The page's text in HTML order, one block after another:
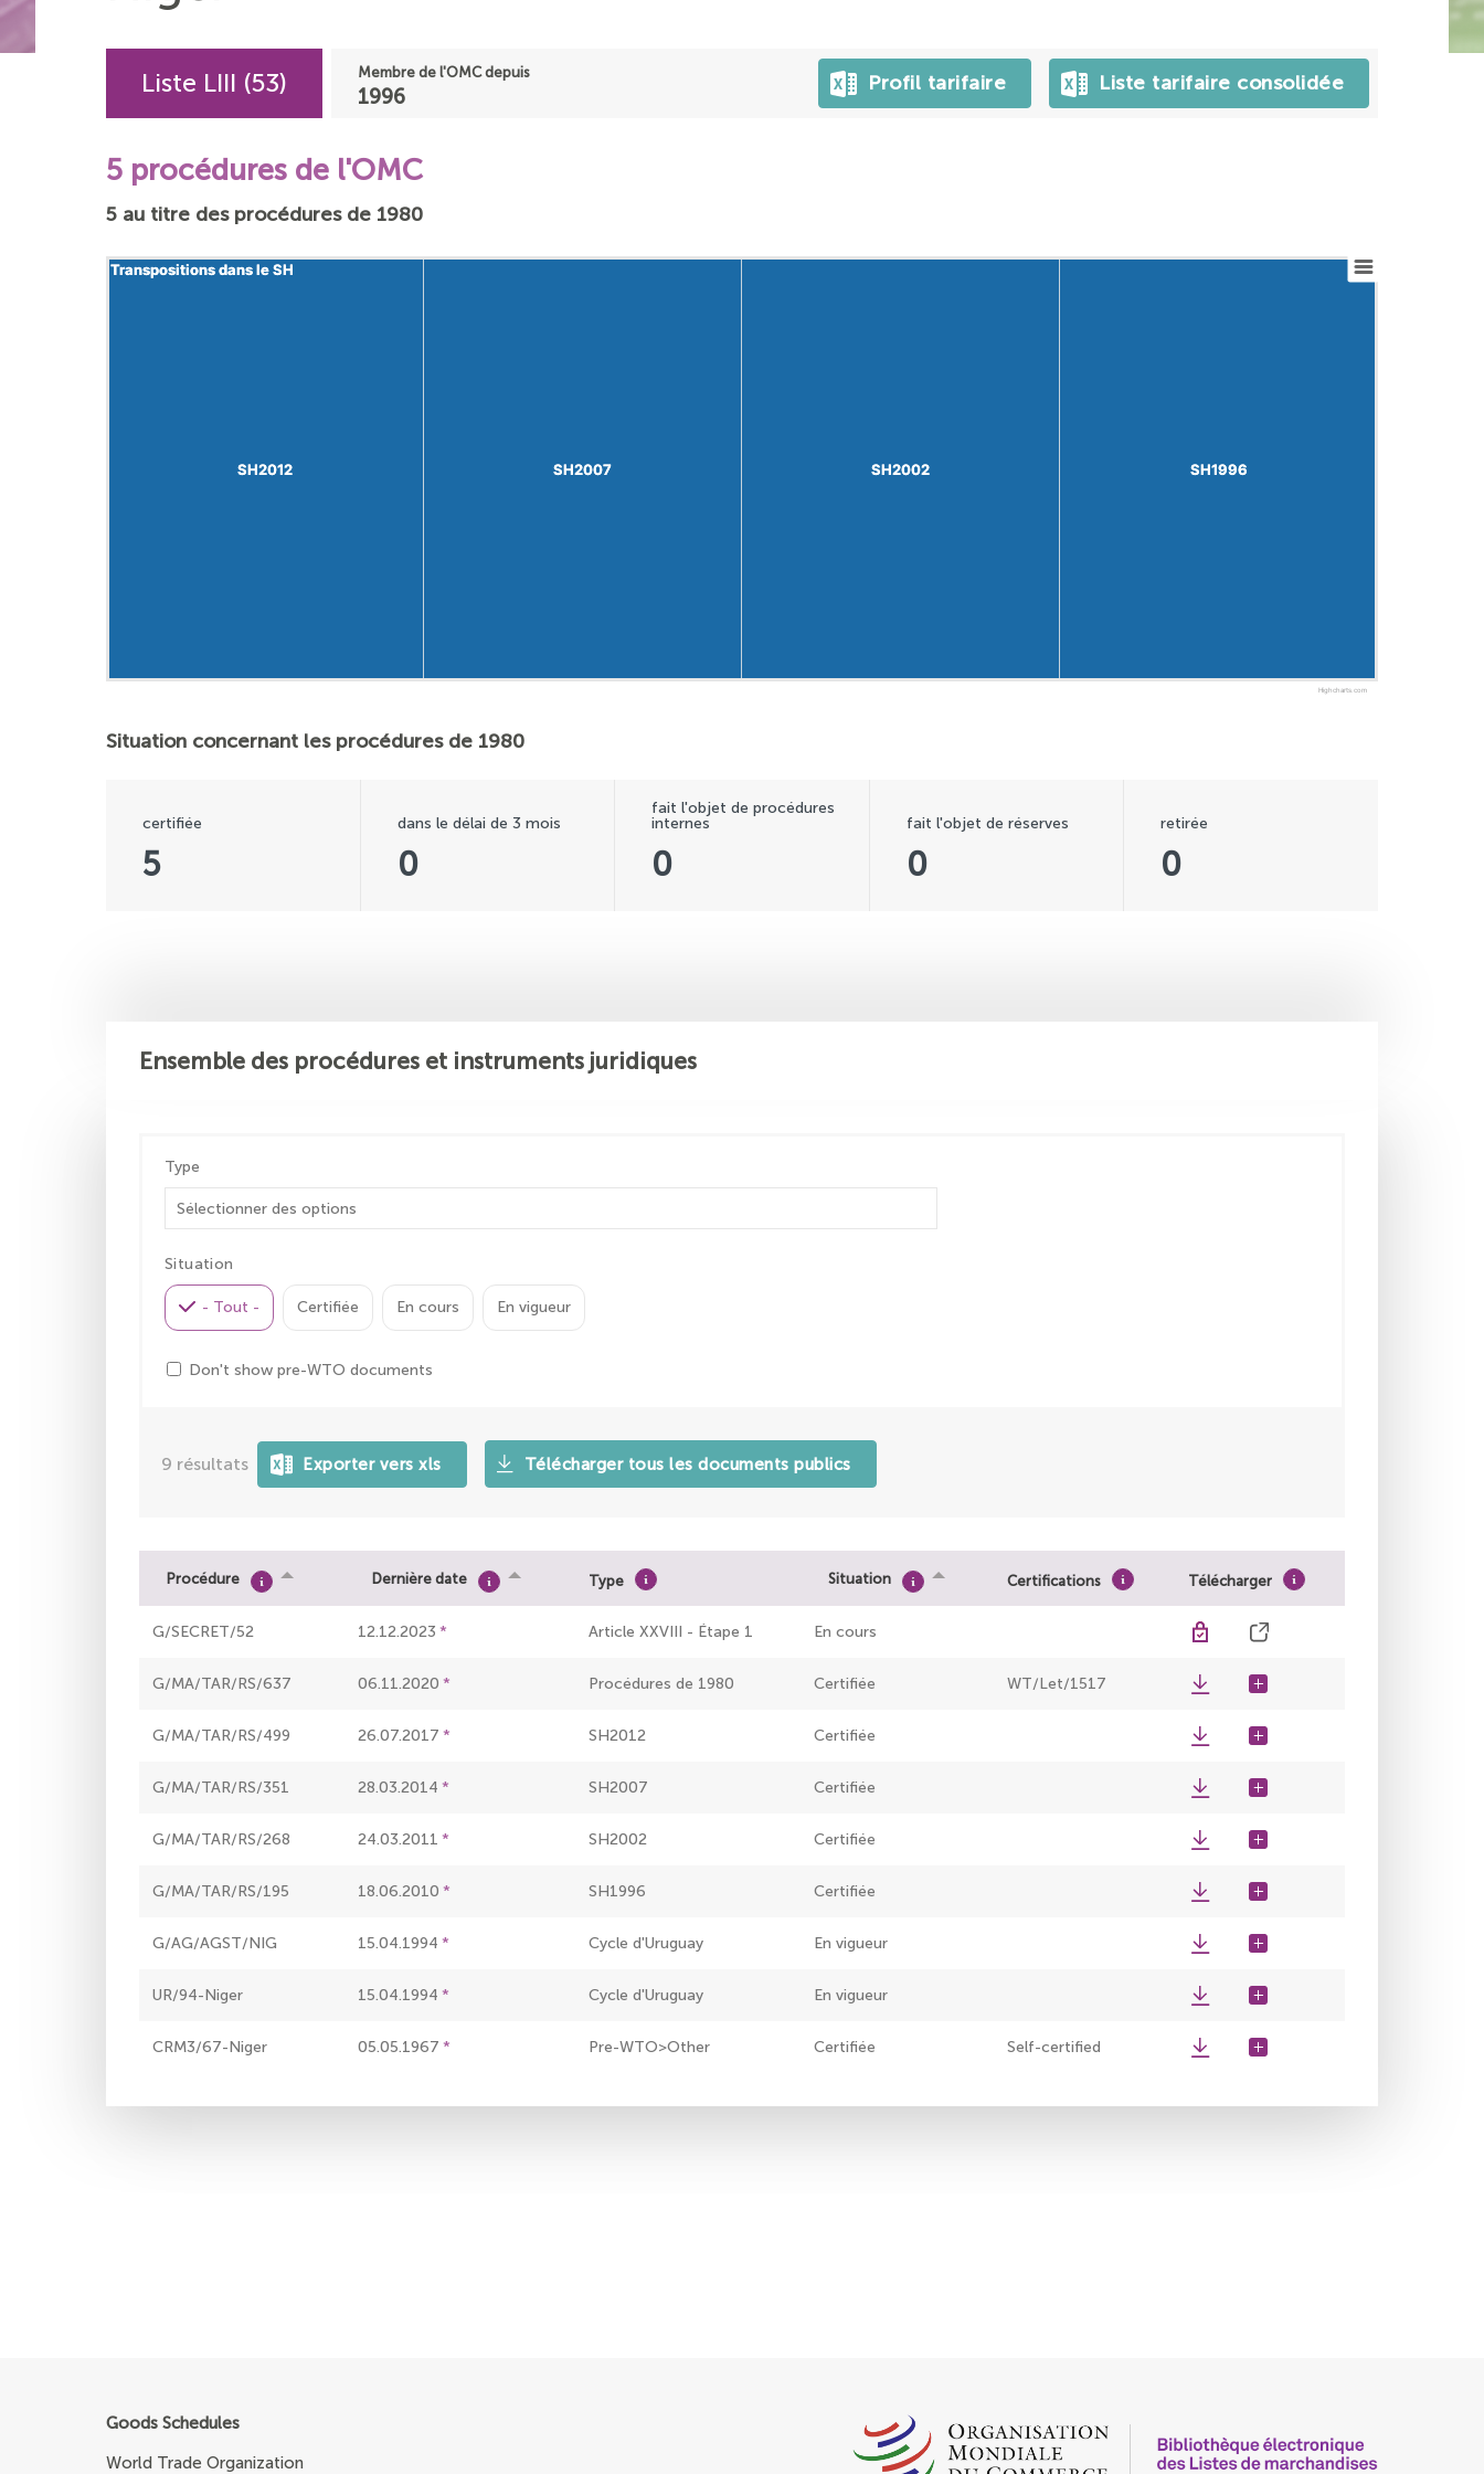
Liste LIII (53) Membre de l'OMC depuis
1996
Profil tarifaire Liste tarifaire consolidée
5 procédures de l'OMC
5 au titre des procédures de 1980
Transpositions dans le SH
Transpositions dans le SH
SH2012
SH2012 SH2007
SH2007 SH2002
SH2002 SH1996
SH1996
Highcharts.com
Situation concernant les procédures de 1980
5
certifiée
0
dans le délai de 3 mois
0
fait l'objet de procédures
internes
0
fait l'objet de réserves
0
retirée
Ensemble des procédures et instruments juridiques
Type
Situation
- Tout - Certifiée En cours En vigueur
Don't show pre-WTO documents
9 résultats Télécharger tous les documents publics
Procédure Dernière date Type Situation Certifications Télécharger
G/SECRET/52 12.12.2023 Article XXVIII - Étape 1 En cours
G/MA/TAR/RS/637 06.11.2020 Procédures de 1980 Certifiée WT/Let/1517
G/MA/TAR/RS/499 26.07.2017 SH2012 Certifiée
G/MA/TAR/RS/351 28.03.2014 SH2007 Certifiée
G/MA/TAR/RS/268 24.03.2011 SH2002 Certifiée
G/MA/TAR/RS/195 18.06.2010 SH1996 Certifiée
G/AG/AGST/NIG 15.04.1994 Cycle d'Uruguay En vigueur
UR/94-Niger 15.04.1994 Cycle d'Uruguay En vigueur
CRM3/67-Niger 05.05.1967 Pre-WTO>Other Certifiée Self-certified
Goods Schedules
World Trade Organization